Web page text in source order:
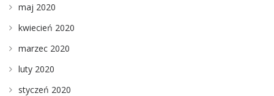
maj 2020
kwiecień 2020
marzec 2020
luty 2020
styczeń 2020